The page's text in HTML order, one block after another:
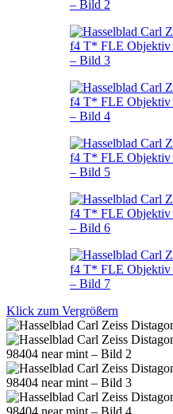
Klick zum Vergrößern